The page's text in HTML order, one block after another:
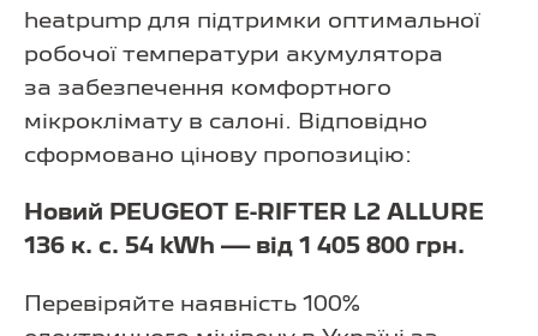
heatpump для підтримки оптимальної
робочої температури акумулятора
за забезпечення комфортного
мікроклімату в салоні. Відповідно
сформовано цінову пропозицію:
Новий PEUGEOT E-RIFTER L2 ALLURE
136 к. с. 54 kWh — від 1 405 800 грн.
Перевіряйте наявність 100%